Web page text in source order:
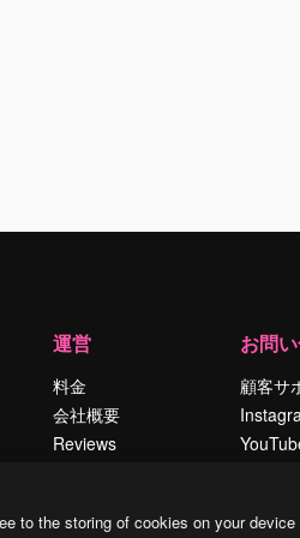
運営
料金
会社概要
Reviews
ブログ
お問
顧客サ
Discord
to the storing of cookies on your